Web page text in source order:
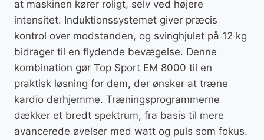
at maskinen kører roligt, selv ved højere
intensitet. Induktionssystemet giver præcis
kontrol over modstanden, og svinghjulet på 12 kg
bidrager til en flydende bevægelse. Denne
kombination gør Top Sport EM 8000 til en
praktisk løsning for dem, der ønsker at træne
kardio derhjemme. Træningsprogrammerne
dækker et bredt spektrum, fra basis til mere
avancerede øvelser med watt og puls som fokus.